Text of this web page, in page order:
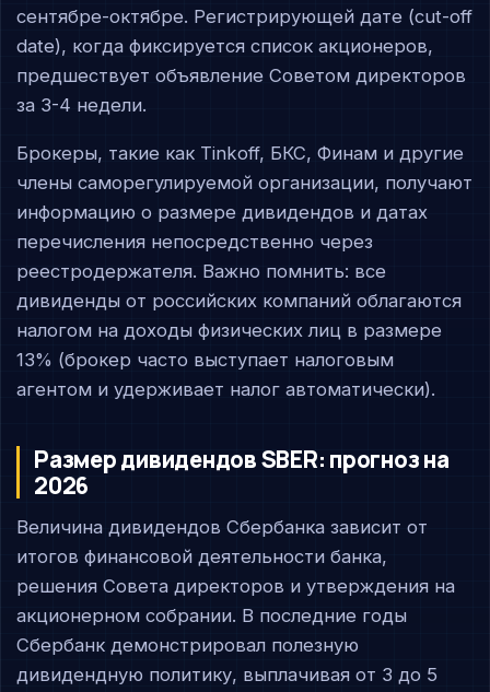
сентябре-октябре. Регистрирующей дате (cut-off
date), когда фиксируется список акционеров,
предшествует объявление Советом директоров
за 3-4 недели.
Брокеры, такие как Tinkoff, БКС, Финам и другие
члены саморегулируемой организации, получают
информацию о размере дивидендов и датах
перечисления непосредственно через
реестродержателя. Важно помнить: все
дивиденды от российских компаний облагаются
налогом на доходы физических лиц в размере
13% (брокер часто выступает налоговым
агентом и удерживает налог автоматически).
Размер дивидендов SBER: прогноз на
2026
Величина дивидендов Сбербанка зависит от
итогов финансовой деятельности банка,
решения Совета директоров и утверждения на
акционерном собрании. В последние годы
Сбербанк демонстрировал полезную
дивидендную политику, выплачивая от 3 до 5